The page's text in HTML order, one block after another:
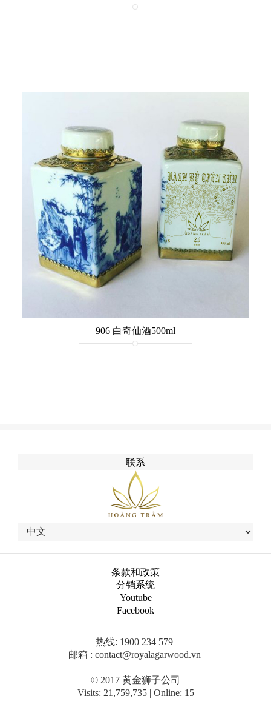
906 白奇仙酒500ml
联系
条款和政策
分销系统
Youtube
Facebook
热线: 1900 234 579 
邮箱 : contact@royalagarwood.vn
© 2017 黄金狮子公司
Visits: 21,759,735 | Online: 15